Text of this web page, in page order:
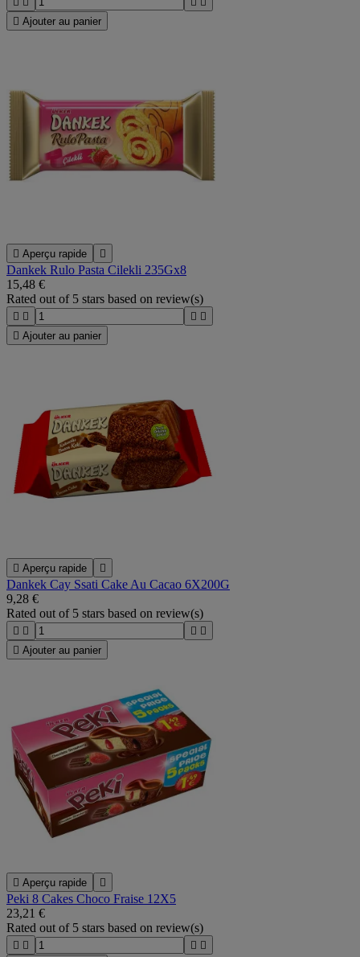
 Ajouter au panier
 Aperçu rapide 
Dankek Rulo Pasta Cilekli 235Gx8
15,48 €
Rated out of 5 stars based on review(s)
   
 Ajouter au panier
 Aperçu rapide 
Dankek Cay Ssati Cake Au Cacao 6X200G
9,28 €
Rated out of 5 stars based on review(s)
   
 Ajouter au panier
 Aperçu rapide 
Peki 8 Cakes Choco Fraise 12X5
23,21 €
Rated out of 5 stars based on review(s)
   